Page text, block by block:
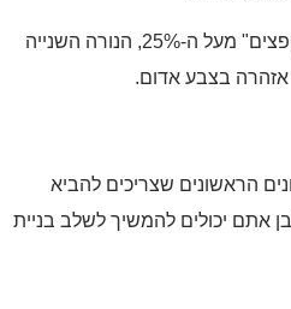
במידה ואתם רואים שאתם "קופצים" מעל ה-25%, הנורה השנייה
בצבע אדום.
שצריכים להביא
יכולים להמשיך לשלב בניית